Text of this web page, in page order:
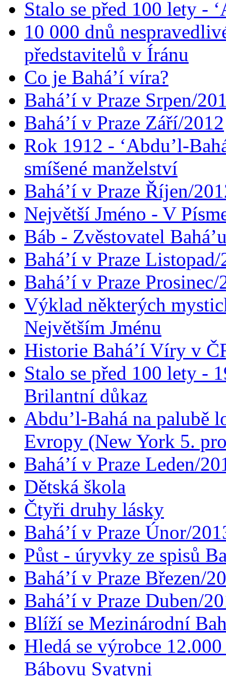
Stalo se před 100 lety -
10 000 dnů
představitelů v Íránu
Co je Bahá’í víra?
Bahá’í v Praze Srpen/
Bahá’í v Praze Září/2012
Rok 1912 - ‘Abdu’l-
smíšené manželství
Bahá’í v Praze Říjen/
Největší Jméno - V
Báb - Zvěstovatel
Bahá’í v Praze
Bahá’í v Praze Prosinec/
Výklad některých
Největším Jménu
Historie Bahá’í Víry v
Stalo se před 100 lety -
Brilantní důkaz
Abdu’l-Bahá na palubě
Evropy (New York 5.
Bahá’í v Praze Leden/
Dětská škola
Čtyři druhy lásky
Bahá’í v Praze Únor/
Půst - úryvky ze spisů
Bahá’í v Praze Březen/
Bahá’í v Praze Duben/
Blíží se Mezinárodní
Hledá se výrobce
Bábovu Svatyni